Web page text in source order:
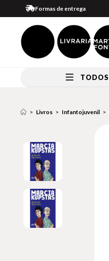
Formas de entrega
TODOS
Livros Infantojuvenil